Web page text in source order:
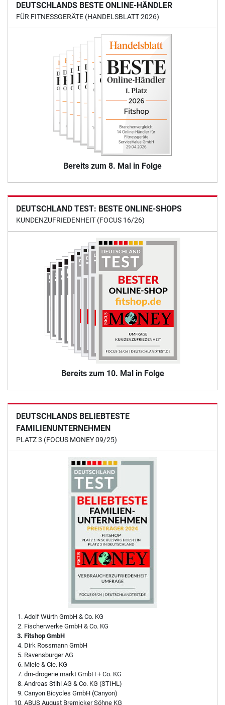
DEUTSCHLANDS BESTE ONLINE-HÄNDLER
FÜR FITNESSGERÄTE (HANDELSBLATT 2026)
Bereits zum 8. Mal in Folge
DEUTSCHLAND TEST: BESTE ONLINE-SHOPS
KUNDENZUFRIEDENHEIT (FOCUS 16/26)
Bereits zum 10. Mal in Folge
DEUTSCHLANDS BELIEBTESTE
FAMILIENUNTERNEHMEN
PLATZ 3 (FOCUS MONEY 09/25)
Adolf Würth GmbH & Co. KG
Fischerwerke GmbH & Co. KG
Fitshop GmbH
Dirk Rossmann GmbH
Ravensburger AG
Miele & Cie. KG
dm-drogerie markt GmbH + Co. KG
Andreas Stihl AG & Co. KG (STIHL)
Canyon Bicycles GmbH (Canyon)
ABUS August Bremicker Söhne KG